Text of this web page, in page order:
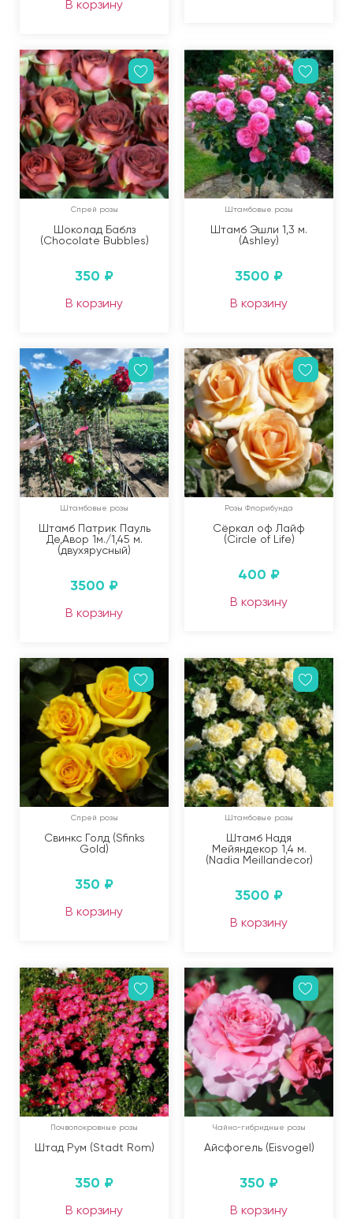
В корзину
Спрей розы
Шоколад Баблз
(Chocolate Bubbles)
350 ₽
В корзину
Штамбовые розы
Штамб Эшли 1,3 м.
(Ashley)
3500 ₽
В корзину
Штамбовые розы
Штамб Патрик Пауль
Де,Авор 1м./1,45 м.
(двухярусный)
3500 ₽
В корзину
Розы Флорибунда
Сёркал оф Лайф
(Circle of Life)
400 ₽
В корзину
Спрей розы
Свинкс Голд (Sfinks
Gold)
350 ₽
В корзину
Штамбовые розы
Штамб Надя
Мейяндекор 1,4 м.
(Nadia Meillandecor)
3500 ₽
В корзину
Почвопокровные розы
Штад Рум (Stadt Rom)
350 ₽
В корзину
Чайно-гибридные розы
Айсфогель (Eisvogel)
350 ₽
В корзину